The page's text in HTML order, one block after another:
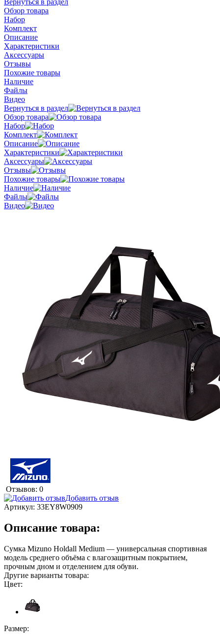
Вернуться в раздел
Обзор товара
Набор
Комплект
Описание
Характеристики
Аксессуары
Отзывы
Похожие товары
Наличие
Файлы
Видео
Вернуться в раздел
Обзор товара
Набор
Комплект
Описание
Характеристики
Аксессуары
Отзывы
Похожие товары
Наличие
Файлы
Видео
Отзывов: 0
Добавить отзыв
Артикул: 33EY8W0909
Описание товара:
Сумка Mizuno Holdall Medium — универсальная спортивная
модель среднего объёма с влагозащитным покрытием,
прочным дном и отделением для обуви.
Другие варианты товара:
Цвет:
Размер: